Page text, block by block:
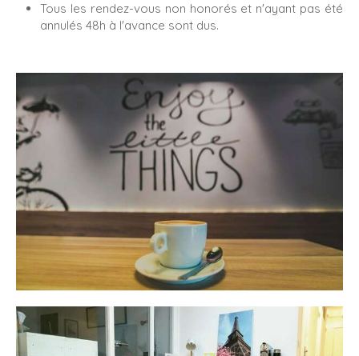
Tous les rendez-vous non honorés et n'ayant pas été
annulés 48h à l'avance sont dus.